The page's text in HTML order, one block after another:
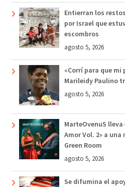
Entierran los
por Israel que
escombros
agosto 5, 2026
«Corrí para que mi
Marileidy Paulino
agosto 5, 2026
MarteOvenuS
Amor Vol. 2» a
Green Room
agosto 5, 2026
Se difumina el